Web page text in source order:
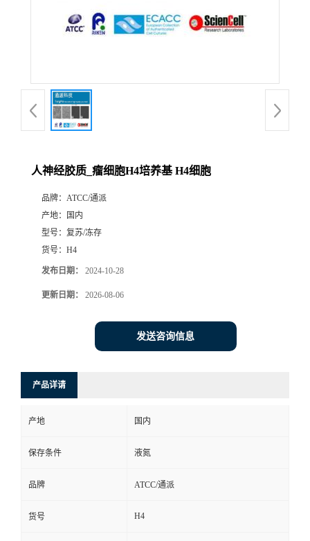
人神经胶质_瘤细胞H4培养基 H4细胞
品牌： ATCC/通派
产地：
国内
型号： 复苏/冻存
货号： H4
发布日期： 2024-10-28
更新日期： 2026-08-06
发送咨询信息
产品详请
产地 国内
保存条件 液氮
品牌 ATCC/通派
货号 H4